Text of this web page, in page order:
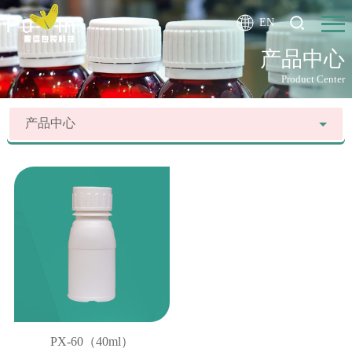
EN
产品中心
Product Center
产品中心
PX-60（40ml）